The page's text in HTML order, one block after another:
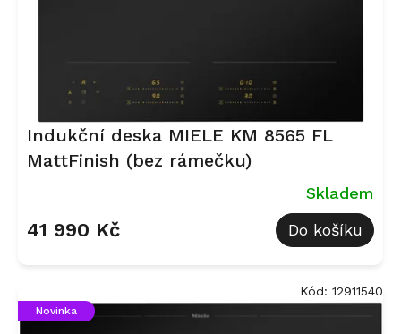
Indukční deska MIELE KM 8565 FL
MattFinish (bez rámečku)
Skladem
41 990 Kč Do košíku
Novinka
Kód: 12911540